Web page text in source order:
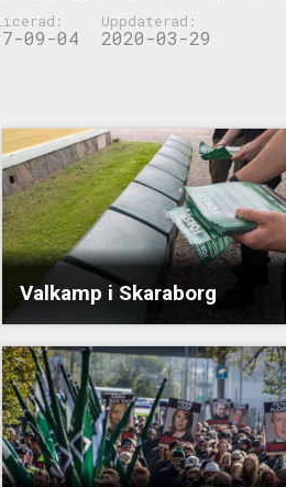
09-04
Uppdaterad:
2020-03-29
Valkamp i Skaraborg